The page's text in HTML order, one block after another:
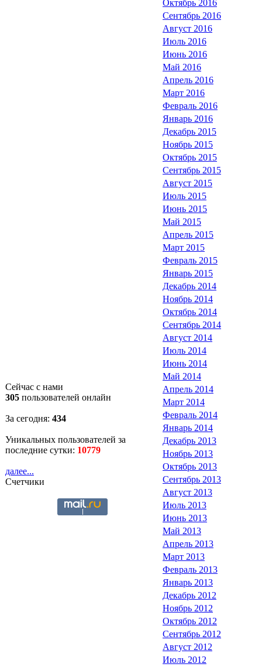
Сейчас с нами
305 пользователей онлайн
За сегодня: 434
Уникальных пользователей за
последние сутки: 10779
далее...
Счетчики
Октябрь 2016
Сентябрь 2016
Август 2016
Июль 2016
Июнь 2016
Май 2016
Апрель 2016
Март 2016
Февраль 2016
Январь 2016
Декабрь 2015
Ноябрь 2015
Октябрь 2015
Сентябрь 2015
Август 2015
Июль 2015
Июнь 2015
Май 2015
Апрель 2015
Март 2015
Февраль 2015
Январь 2015
Декабрь 2014
Ноябрь 2014
Октябрь 2014
Сентябрь 2014
Август 2014
Июль 2014
Июнь 2014
Май 2014
Апрель 2014
Март 2014
Февраль 2014
Январь 2014
Декабрь 2013
Ноябрь 2013
Октябрь 2013
Сентябрь 2013
Август 2013
Июль 2013
Июнь 2013
Май 2013
Апрель 2013
Март 2013
Февраль 2013
Январь 2013
Декабрь 2012
Ноябрь 2012
Октябрь 2012
Сентябрь 2012
Август 2012
Июль 2012